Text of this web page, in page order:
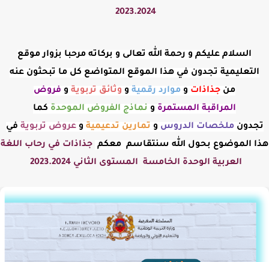
2023.2024
السلام عليكم و رحمة الله تعالى و بركاته مرحبا بزوار موقع
التعليمية تجدون في هذا الموقع المتواضع كل ما تبحثون عنه
من جذاذات و موارد رقمية و وثائق تربوية و فروض
المراقبة المستمرة و نماذج الفروض الموحدة كما
تجدونملخصات الدروس و تمارين تدعيمية وعروض تربوية في
هذا الموضوع بحول الله سنتقاسم معكم جذاذات في رحاب اللغة
العربية الوحدة الخامسة المستوى الثاني 2023.2024